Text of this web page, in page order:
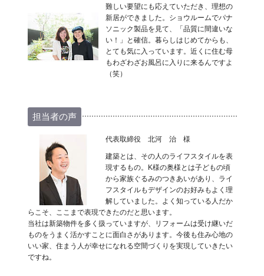
難しい要望にも応えていただき、理想の
新居ができました。ショウルームでパナ
ソニック製品を見て、「品質に間違いな
い！」と確信。暮らしはじめてからも、
とても気に入っています。近くに住む母
もわざわざお風呂に入りに来るんですよ
（笑）
担当者の声
代表取締役 北河 治 様
建築とは、その人のライフスタイルを表
現するもの。K様の奥様とは子どもの頃
から家族ぐるみのつきあいがあり、ライ
フスタイルもデザインのお好みもよく理
解していました。よく知っている人だか
らこそ、ここまで表現できたのだと思います。
当社は新築物件を多く扱っていますが、リフォームは受け継いだ
ものをうまく活かすことに面白さがあります。今後も住み心地の
いい家、住まう人が幸せになれる空間づくりを実現していきたい
ですね。